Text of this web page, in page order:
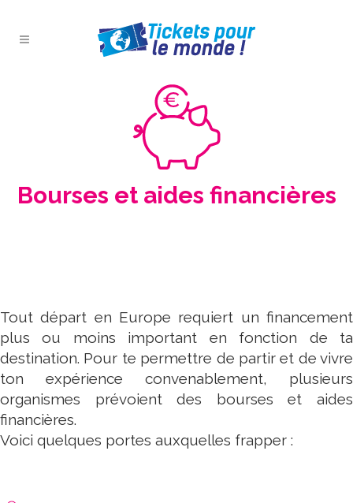
Bourses et aides financières
Tout départ en Europe requiert un financement
plus ou moins important en fonction de ta
destination. Pour te permettre de partir et de vivre
ton expérience convenablement, plusieurs
organismes prévoient des bourses et aides
financières.
Voici quelques portes auxquelles frapper :